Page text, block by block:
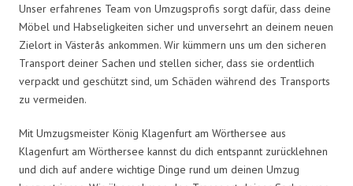
Unser erfahrenes Team von Umzugsprofis sorgt dafür, dass deine
Möbel und Habseligkeiten sicher und unversehrt an deinem neuen
Zielort in Västerås ankommen. Wir kümmern uns um den sicheren
Transport deiner Sachen und stellen sicher, dass sie ordentlich
verpackt und geschützt sind, um Schäden während des Transports
zu vermeiden.
Mit Umzugsmeister König Klagenfurt am Wörthersee aus
Klagenfurt am Wörthersee kannst du dich entspannt zurücklehnen
und dich auf andere wichtige Dinge rund um deinen Umzug